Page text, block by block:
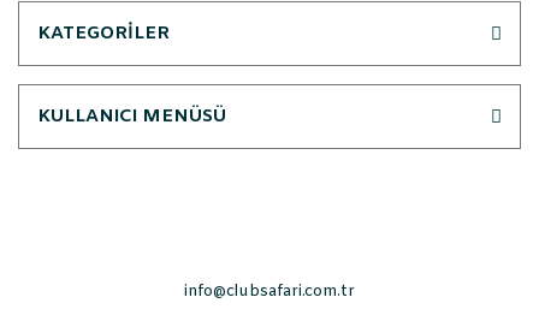
KATEGORİLER
KULLANICI MENÜSÜ
info@clubsafari.com.tr